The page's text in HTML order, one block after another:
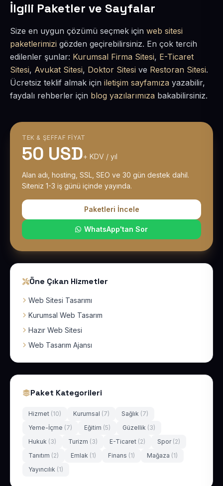
İlgili Paketler ve Sayfalar
Size en uygun çözümü seçmek için web sitesi
paketlerimizi gözden geçirebilirsiniz. En çok tercih
edilenler şunlar: Kurumsal Firma Sitesi, E-Ticaret
Sitesi, Avukat Sitesi, Doktor Sitesi ve Restoran Sitesi.
Ücretsiz teklif almak için iletişim sayfamıza yazabilir,
faydalı rehberler için blog yazılarımıza bakabilirsiniz.
TEK & ŞEFFAF FIYAT
50 USD+ KDV / yıl
Alan adı, hosting, SSL, SEO ve 30 gün destek dahil.
Siteniz 1-3 iş günü içinde yayında.
Paketleri İncele
WhatsApp'tan Sor
Öne Çıkan Hizmetler
Web Sitesi Tasarımı
Kurumsal Web Tasarım
Hazır Web Sitesi
Web Tasarım Ajansı
Paket Kategorileri
Hizmet (10) Kurumsal (7) Sağlık (7)
Yeme-İçme (7) Eğitim (5) Güzellik (3)
Hukuk (3) Turizm (3) E-Ticaret (2) Spor (2)
Tanıtım (2) Emlak (1) Finans (1) Mağaza (1)
Yayıncılık (1)